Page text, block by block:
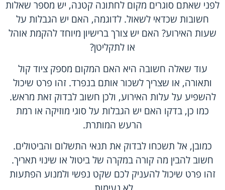
לפני שאתם סוגרים מקום לחתונה קטנה, יש מספר שאלות
חשובות שכדאי לשאול. לדוגמה, האם יש הגבלות על
שעות האירוע? האם יש צורך ברישיון מיוחד להקמת אוהל
או לתקליטן?
עוד שאלה חשובה היא האם המקום מספק ציוד קול
ותאורה, או שצריך לשכור אותם בנפרד. זהו פרט שיכול
להשפיע על עלות האירוע, ולכן חשוב לבדוק זאת מראש.
כמו כן, בדקו האם יש הגבלות על סוגי מוזיקה או רמת
הרעש המותרת.
כמובן, אל תשכחו לבדוק את תנאי התשלום והביטולים.
חשוב להבין מה קורה במקרה של ביטול או שינוי תאריך.
זהו פרט שיכול להעניק לכם שקט נפשי ולמנוע הפתעות